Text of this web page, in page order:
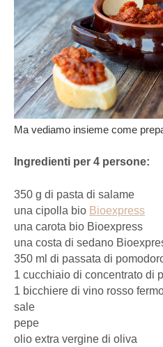
Ma vediamo insieme come
Ingredienti per 4 persone:
350 g di pasta di salame
una cipolla bio Bioexpress
una carota bio Bioexpress
una costa di sedano
350 ml di passata di
1 cucchiaio di concentrato di
1 bicchiere di vino rosso
sale
pepe
olio extra vergine di oliva